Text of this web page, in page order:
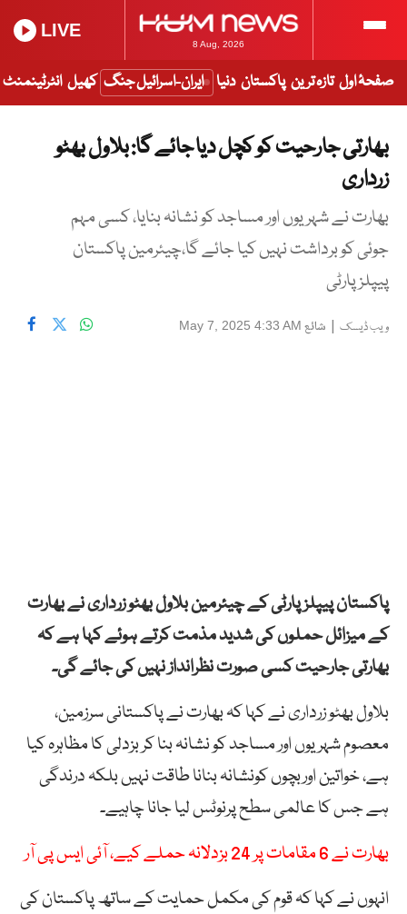
8 Aug, 2026
LIVE
صفحۂ اول تازہ ترین پاکستان دنیا ایران-اسرائیل جنگ کھیل انٹرٹینمنٹ
بھارتی جارحیت کو کچل دیا جائے گا: بلاول بھٹو
زرداری
بھارت نے شہریوں اور مساجد کو نشانہ بنایا، کسی مہم
جوئی کو برداشت نہیں کیا جائے گا،چیئرمین پاکستان
پیپلزپارٹی
ویب ڈیسک | شائع May 7, 2025 4:33 AM
پاکستان پیپلزپارٹی کے چیئرمین بلاول بھٹو زرداری نے بھارت
کے میزائل حملوں کی شدید مذمت کرتے ہوئے کہا ہے کہ
بھارتی جارحیت کسی صورت نظرانداز نہیں کی جائے گی۔
بلاول بھٹو زرداری نے کہا کہ بھارت نے پاکستانی سرزمین،
معصوم شہریوں اور مساجد کو نشانہ بنا کر بزدلی کا مظاہرہ کیا
ہے، خواتین اوربچوں کونشانہ بنانا طاقت نہیں بلکہ درندگی
ہے جس کا عالمی سطح پرنوٹس لیا جانا چاہیے۔
بھارت نے 6 مقامات پر 24 بزدلانہ حملے کیے، آئی ایس پی آر
انہوں نے کہا کہ قوم کی مکمل حمایت کے ساتھ پاکستان کی